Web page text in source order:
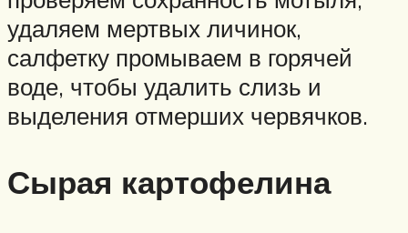
удаляем мертвых личинок,
салфетку промываем в горячей
воде, чтобы удалить слизь и
выделения отмерших червячков.
Сырая картофелина